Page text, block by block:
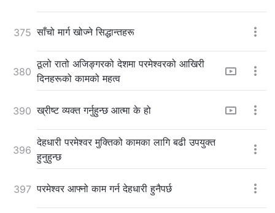
375 साँचो मार्ग खोज्ने सिद्धान्तहरू
380
ठूलो रातो अजिङ्गरको देशमा परमेश्‍वरको आखिरी
दिनहरूको कामको महत्व
390 ख्रीष्ट व्यक्त गर्नुहुन्छ आत्मा के हो
396
देहधारी परमेश्‍वर मुक्तिको कामका लागि बढी उपयुक्त
हुनुहुन्छ
397 परमेश्‍वर आफ्नो काम गर्न देहधारी हुनैपर्छ